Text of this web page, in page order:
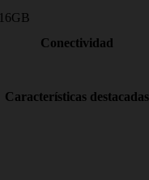
16GB
Conectividad
Características destacadas